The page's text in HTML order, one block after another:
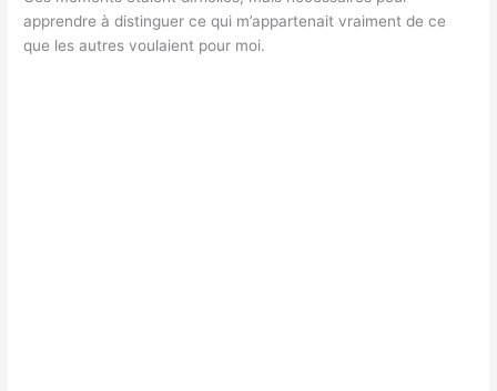
apprendre à distinguer ce qui m’appartenait vraiment de ce
que les autres voulaient pour moi.